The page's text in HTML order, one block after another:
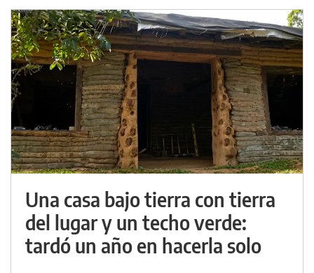
Una casa bajo tierra con tierra
del lugar y un techo verde:
tardó un año en hacerla solo